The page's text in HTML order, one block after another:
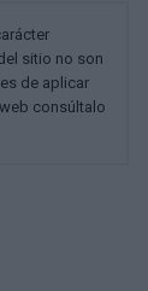
sitio no son
de aplicar
consúltalo